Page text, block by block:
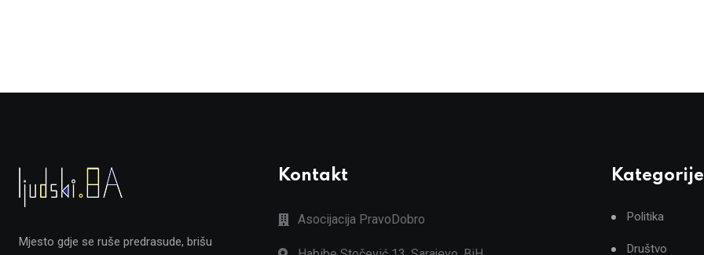
Mjesto gdje se ruše predrasude, brišu
Kontakt
Asocijacija PravoDobro
Kategorije
Politika
Društvo